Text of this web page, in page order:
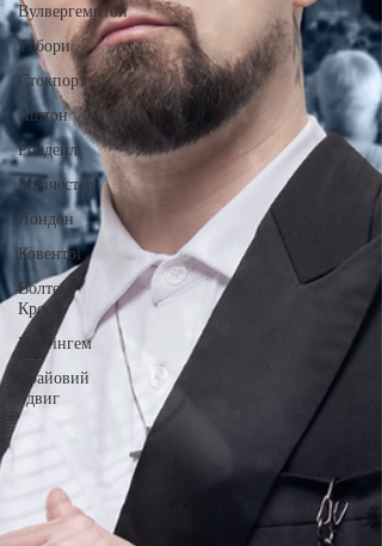
Вулвергемптон
Табори
Стокпорт
Аштон
Рочдейл
Манчестер
Лондон
Ковентрі
Волтем-
Крос
Ноттінгем
Крайовий
Здвиг